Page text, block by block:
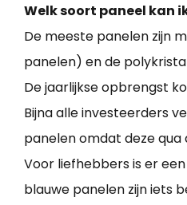
Welk soort paneel kan
De meeste panelen zijn
panelen) en de
De jaarlijkse opbrengst
Bijna alle investeerders
panelen omdat deze qua
Voor liefhebbers is er
blauwe panelen zijn iets